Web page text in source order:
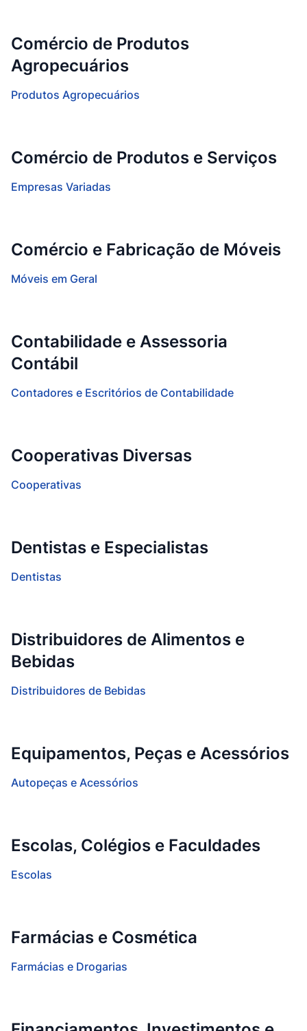
Comércio de Produtos
Agropecuários
Produtos Agropecuários
Comércio de Produtos e Serviços
Empresas Variadas
Comércio e Fabricação de Móveis
Móveis em Geral
Contabilidade e Assessoria
Contábil
Contadores e Escritórios de Contabilidade
Cooperativas Diversas
Cooperativas
Dentistas e Especialistas
Dentistas
Distribuidores de Alimentos e
Bebidas
Distribuidores de Bebidas
Equipamentos, Peças e Acessórios
Autopeças e Acessórios
Escolas, Colégios e Faculdades
Escolas
Farmácias e Cosmética
Farmácias e Drogarias